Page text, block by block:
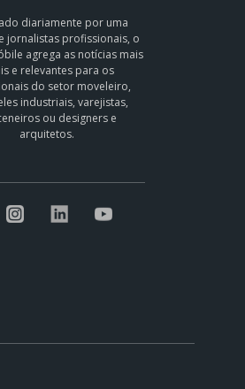
diariamente por uma
jornalistas profissionais, o
agrega as notícias mais
e relevantes para os
do setor moveleiro,
industriais, varejistas,
ou designers e
arquitetos.